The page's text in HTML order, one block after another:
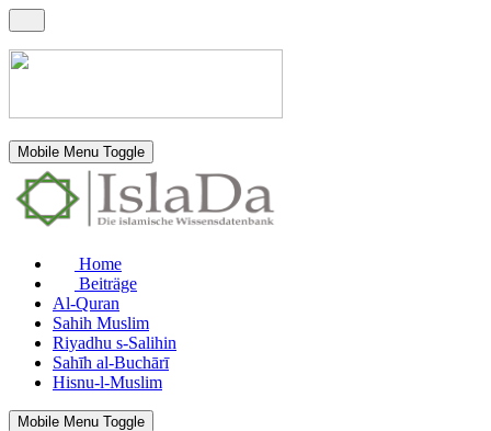
Mobile Menu Toggle
Home
Beiträge
Al-Quran
Sahih Muslim
Riyadhu s-Salihin
Sahīh al-Buchārī
Hisnu-l-Muslim
Mobile Menu Toggle